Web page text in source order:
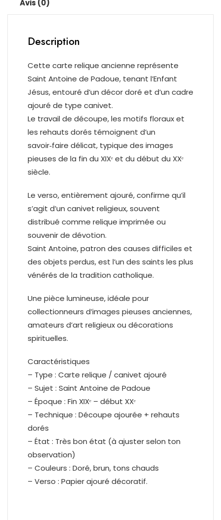
Avis (0)
Description
Cette carte relique ancienne représente
Saint Antoine de Padoue, tenant l’Enfant
Jésus, entouré d’un décor doré et d’un cadre
ajouré de type canivet.
Le travail de découpe, les motifs floraux et
les rehauts dorés témoignent d’un
savoir‑faire délicat, typique des images
pieuses de la fin du XIXᵉ et du début du XXᵉ
siècle.
Le verso, entièrement ajouré, confirme qu’il
s’agit d’un canivet religieux, souvent
distribué comme relique imprimée ou
souvenir de dévotion.
Saint Antoine, patron des causes difficiles et
des objets perdus, est l’un des saints les plus
vénérés de la tradition catholique.
Une pièce lumineuse, idéale pour
collectionneurs d’images pieuses anciennes,
amateurs d’art religieux ou décorations
spirituelles.
Caractéristiques
– Type : Carte relique / canivet ajouré
– Sujet : Saint Antoine de Padoue
– Époque : Fin XIXᵉ – début XXᵉ
– Technique : Découpe ajourée + rehauts
dorés
– État : Très bon état (à ajuster selon ton
observation)
– Couleurs : Doré, brun, tons chauds
– Verso : Papier ajouré décoratif.